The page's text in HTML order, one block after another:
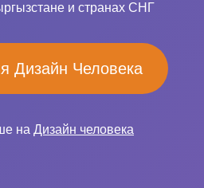
и странах СНГ
Дизайн Человека
на Дизайн человека